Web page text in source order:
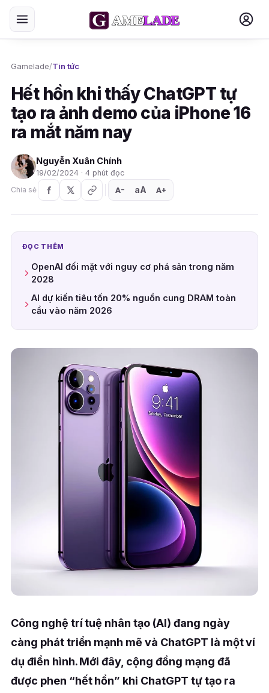
Gamelade/Tin tức
Hết hồn khi thấy ChatGPT tự
tạo ra ảnh demo của iPhone 16
ra mắt năm nay
Nguyễn Xuân Chính
19/02/2024 · 4 phút đọc
Chia sẻ
A− aA A+
ĐỌC THÊM
OpenAI đối mặt với nguy cơ phá sản trong năm
2028
AI dự kiến tiêu tốn 20% nguồn cung DRAM toàn
cầu vào năm 2026
Công nghệ trí tuệ nhân tạo (AI) đang ngày
càng phát triển mạnh mẽ và ChatGPT là một ví
dụ điển hình. Mới đây, cộng đồng mạng đã
được phen “hết hồn” khi ChatGPT tự tạo ra